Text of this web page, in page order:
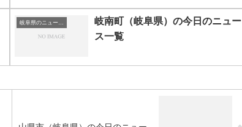
岐阜県のニュース一覧
岐南町（岐阜県）の今日のニュー
ス一覧